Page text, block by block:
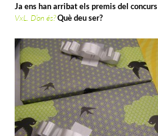
Ja ens han arribat els premis del concurs
VxL. D’on és?Què deu ser?